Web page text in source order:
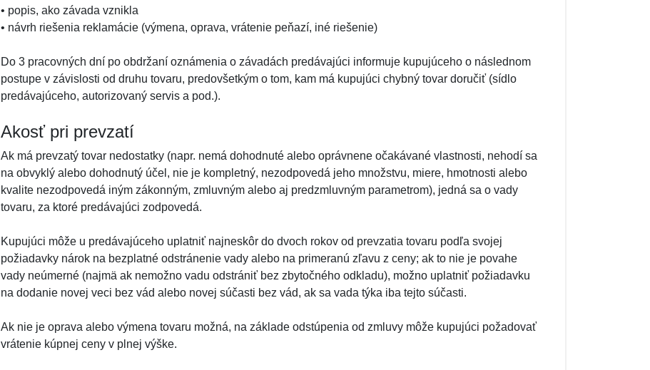
• popis, ako závada vznikla
• návrh riešenia reklamácie (výmena, oprava, vrátenie peňazí, iné riešenie)
Do 3 pracovných dní po obdržaní oznámenia o závadách predávajúci informuje kupujúceho o následnom
postupe v závislosti od druhu tovaru, predovšetkým o tom, kam má kupujúci chybný tovar doručiť (sídlo
predávajúceho, autorizovaný servis a pod.).
Akosť pri prevzatí
Ak má prevzatý tovar nedostatky (napr. nemá dohodnuté alebo oprávnene očakávané vlastnosti, nehodí sa
na obvyklý alebo dohodnutý účel, nie je kompletný, nezodpovedá jeho množstvu, miere, hmotnosti alebo
kvalite nezodpovedá iným zákonným, zmluvným alebo aj predzmluvným parametrom), jedná sa o vady
tovaru, za ktoré predávajúci zodpovedá.
Kupujúci môže u predávajúceho uplatniť najneskôr do dvoch rokov od prevzatia tovaru podľa svojej
požiadavky nárok na bezplatné odstránenie vady alebo na primeranú zľavu z ceny; ak to nie je povahe
vady neúmerné (najmä ak nemožno vadu odstrániť bez zbytočného odkladu), možno uplatniť požiadavku
na dodanie novej veci bez vád alebo novej súčasti bez vád, ak sa vada týka iba tejto súčasti.
Ak nie je oprava alebo výmena tovaru možná, na základe odstúpenia od zmluvy môže kupujúci požadovať
vrátenie kúpnej ceny v plnej výške.